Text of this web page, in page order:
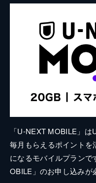
「U-NEXT MOBILE」
毎月もらえるポイント
になるモバイルプラン
OBILE」のお申し込みが